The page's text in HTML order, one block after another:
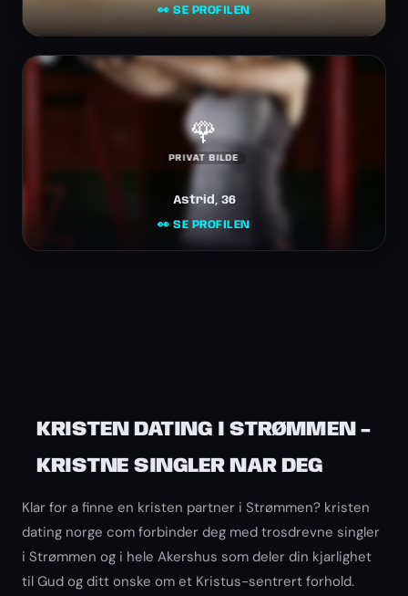
👀 SE PROFILEN
🌹
PRIVAT BILDE
Astrid, 36
👀 SE PROFILEN
KRISTEN DATING I STRØMMEN -
KRISTNE SINGLER NAR DEG
Klar for a finne en kristen partner i Strømmen? kristen
dating norge com forbinder deg med trosdrevne singler
i Strømmen og i hele Akershus som deler din kjarlighet
til Gud og ditt onske om et Kristus-sentrert forhold.